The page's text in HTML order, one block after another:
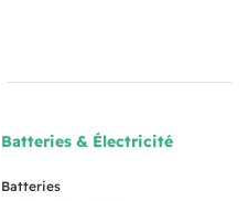
Batteries & Électricité
Batteries